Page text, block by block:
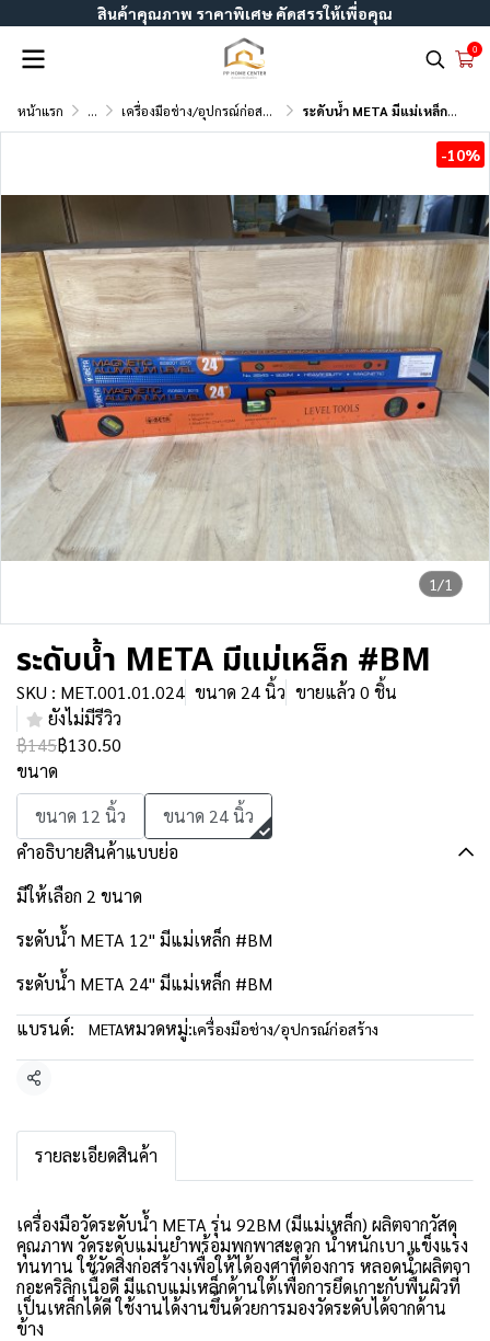
สินค้าคุณภาพ ราคาพิเศษ คัดสรรให้เพื่อคุณ
0
หน้าแรก ... เครื่องมือช่าง/อุปกรณ์ก่อสร้าง ระดับน้ำ META มีแม่เหล็ก #BM
1/1
-10%
ระดับน้ำ META มีแม่เหล็ก #BM
SKU : MET.001.01.024 ขนาด 24 นิ้ว ขายแล้ว 0 ชิ้น
ยังไม่มีรีวิว
฿145฿130.50
ขนาด
ขนาด 12 นิ้ว
ขนาด 24 นิ้ว
คำอธิบายสินค้าแบบย่อ
มีให้เลือก 2 ขนาด
ระดับน้ำ META 12" มีแม่เหล็ก #BM
ระดับน้ำ META 24" มีแม่เหล็ก #BM
แบรนด์:
METAหมวดหมู่:เครื่องมือช่าง/อุปกรณ์ก่อสร้าง
แชร์
รายละเอียดสินค้า
เครื่องมือวัดระดับน้ำ META รุ่น 92BM (มีแม่เหล็ก) ผลิตจากวัสดุ
คุณภาพ วัดระดับแม่นยำพร้อมพกพาสะดวก น้ำหนักเบา แข็งแรง
ทนทาน ใช้วัดสิ่งก่อสร้างเพื่อให้ได้องศาที่ต้องการ หลอดน้ำผลิตจา
กอะคริลิกเนื้อดี มีแถบแม่เหล็กด้านใต้เพื่อการยึดเกาะกับพื้นผิวที่
เป็นเหล็กได้ดี ใช้งานได้งานขึ้นด้วยการมองวัดระดับได้จากด้าน
ข้าง